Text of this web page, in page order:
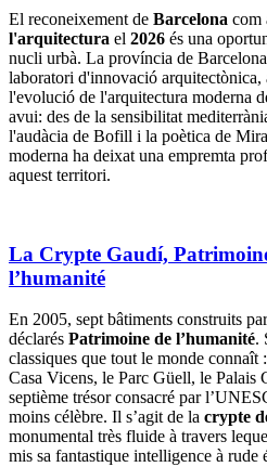
El reconeixement de Barcelona com
l'arquitectura el 2026 és una
nucli urbà. La província de
laboratori d'innovació arquitectònica,
l'evolució de l'arquitectura moderna
avui: des de la sensibilitat
l'audàcia de Bofill i la poètica de
moderna ha deixat una empremta
aquest territori.
La Crypte Gaudí,
l’humanité
En 2005, sept bâtiments construits
déclarés Patrimoine de l’humanité.
classiques que tout le monde connaît
Casa Vicens, le Parc Güell, le Palais
septième trésor consacré par
moins célèbre. Il s’agit de la crypte
monumental très fluide à travers
mis sa fantastique intelligence à rude